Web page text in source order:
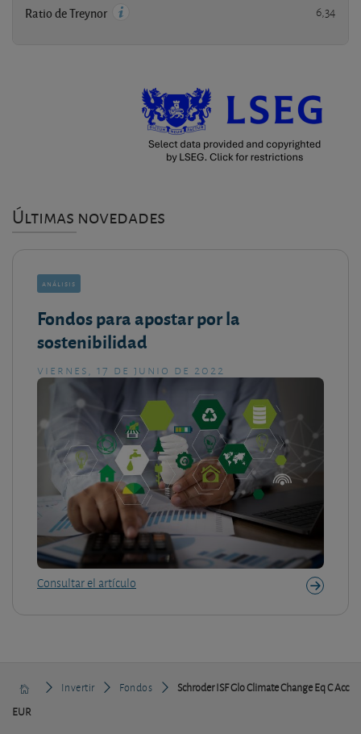
Ratio de Treynor 6,34
Últimas novedades
análisis
Fondos para apostar por la
sostenibilidad
viernes, 17 de junio de 2022
Consultar el artículo
Invertir Fondos
Schroder ISF Glo Climate Change Eq C Acc
EUR